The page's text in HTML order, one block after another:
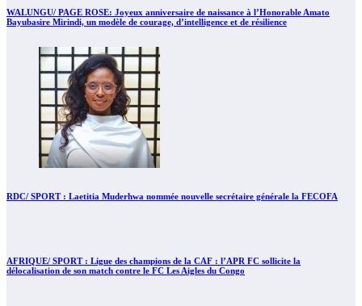
WALUNGU/ PAGE ROSE: Joyeux anniversaire de naissance à l’Honorable Amato
Bayubasire Mirindi, un modèle de courage, d’intelligence et de résilience
RDC/ SPORT : Laetitia Muderhwa nommée nouvelle secrétaire générale la FECOFA
AFRIQUE/ SPORT : Ligue des champions de la CAF : l’APR FC sollicite la
délocalisation de son match contre le FC Les Aigles du Congo